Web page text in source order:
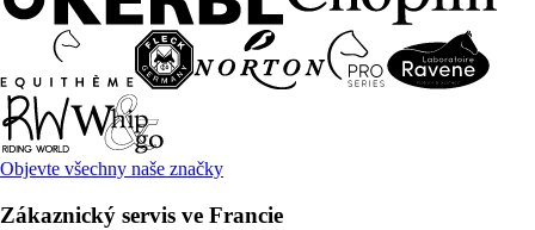
Objevte všechny naše značky
Zákaznický servis ve Francie